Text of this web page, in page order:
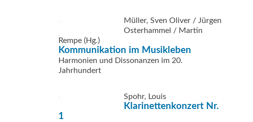
Müller, Sven Oliver / Jürgen
Osterhammel / Martin
Rempe (Hg.)
Kommunikation im Musikleben
Harmonien und Dissonanzen im 20.
Jahrhundert
Spohr, Louis
Klarinettenkonzert Nr.
1